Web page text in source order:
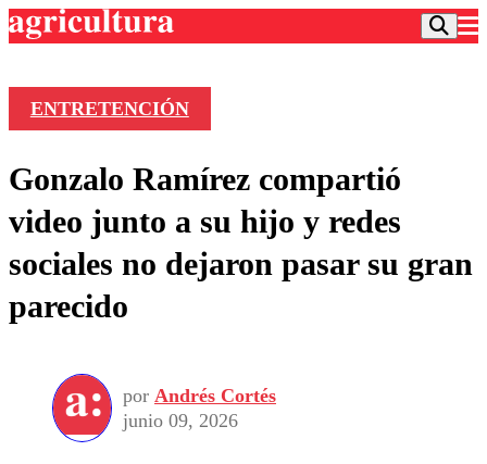
Frecuencias
Agricultura TV
Deportes
Colo Colo
Motor
Torneo Internacional
Torneo Nacional
Entretención
Internacional
Nacional
Vida Social
Programas
Comercial
ENTRETENCIÓN
Gonzalo Ramírez compartió
video junto a su hijo y redes
sociales no dejaron pasar su gran
parecido
por Andrés Cortés
junio 09, 2026